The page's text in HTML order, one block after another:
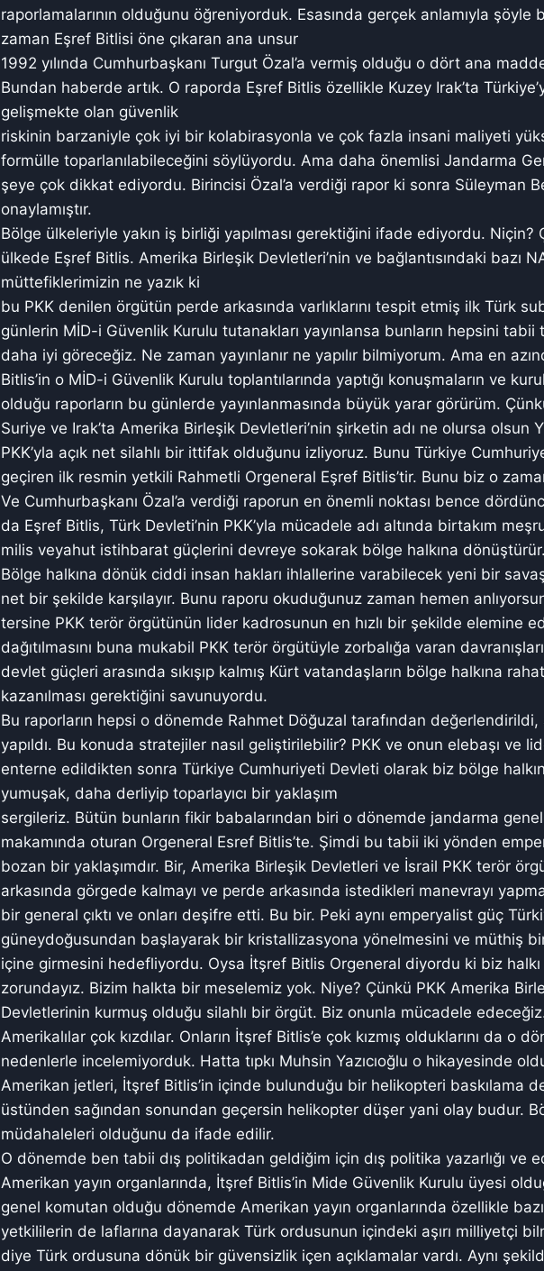
raporlamalarının olduğunu öğreniyorduk. Esasında gerçek anlamıyla şöyle
zaman Eşref Bitlisi öne çıkaran ana unsur
1992 yılında Cumhurbaşkanı Turgut Özal’a vermiş olduğu o dört ana
Bundan haberde artık. O raporda Eşref Bitlis özellikle Kuzey Irak’ta
gelişmekte olan güvenlik
riskinin barzaniyle çok iyi bir kolabirasyonla ve çok fazla insani maliyeti
formülle toparlanılabileceğini söylüyordu. Ama daha önemlisi Jandarma
şeye çok dikkat ediyordu. Birincisi Özal’a verdiği rapor ki sonra Süleyman
onaylamıştır.
Bölge ülkeleriyle yakın iş birliği yapılması gerektiğini ifade ediyordu. Niçin?
ülkede Eşref Bitlis. Amerika Birleşik Devletleri’nin ve bağlantısındaki bazı
müttefiklerimizin ne yazık ki
bu PKK denilen örgütün perde arkasında varlıklarını tespit etmiş ilk Türk
günlerin MİD-i Güvenlik Kurulu tutanakları yayınlansa bunların hepsini
daha iyi göreceğiz. Ne zaman yayınlanır ne yapılır bilmiyorum. Ama en
Bitlis’in o MİD-i Güvenlik Kurulu toplantılarında yaptığı konuşmaların ve
olduğu raporların bu günlerde yayınlanmasında büyük yarar görürüm.
Suriye ve Irak’ta Amerika Birleşik Devletleri’nin şirketin adı ne olursa olsun
PKK’yla açık net silahlı bir ittifak olduğunu izliyoruz. Bunu Türkiye
geçiren ilk resmin yetkili Rahmetli Orgeneral Eşref Bitlis’tir. Bunu biz o
Ve Cumhurbaşkanı Özal’a verdiği raporun en önemli noktası bence
da Eşref Bitlis, Türk Devleti’nin PKK’yla mücadele adı altında birtakım
milis veyahut istihbarat güçlerini devreye sokarak bölge halkına dönüştürür.
Bölge halkına dönük ciddi insan hakları ihlallerine varabilecek yeni bir
net bir şekilde karşılayır. Bunu raporu okuduğunuz zaman hemen
tersine PKK terör örgütünün lider kadrosunun en hızlı bir şekilde elemine
dağıtılmasını buna mukabil PKK terör örgütüyle zorbalığa varan
devlet güçleri arasında sıkışıp kalmış Kürt vatandaşların bölge halkına
kazanılması gerektiğini savunuyordu.
Bu raporların hepsi o dönemde Rahmet Döğuzal tarafından değerlendirildi,
yapıldı. Bu konuda stratejiler nasıl geliştirilebilir? PKK ve onun elebaşı ve
enterne edildikten sonra Türkiye Cumhuriyeti Devleti olarak biz bölge
yumuşak, daha derliyip toparlayıcı bir yaklaşım
sergileriz. Bütün bunların fikir babalarından biri o dönemde jandarma genel
makamında oturan Orgeneral Esref Bitlis’te. Şimdi bu tabii iki yönden
bozan bir yaklaşımdır. Bir, Amerika Birleşik Devletleri ve İsrail PKK terör
arkasında görgede kalmayı ve perde arkasında istedikleri manevrayı
bir general çıktı ve onları deşifre etti. Bu bir. Peki aynı emperyalist güç
güneydoğusundan başlayarak bir kristallizasyona yönelmesini ve müthiş
içine girmesini hedefliyordu. Oysa İtşref Bitlis Orgeneral diyordu ki biz
zorundayız. Bizim halkta bir meselemiz yok. Niye? Çünkü PKK Amerika
Devletlerinin kurmuş olduğu silahlı bir örgüt. Biz onunla mücadele
Amerikalılar çok kızdılar. Onların İtşref Bitlis’e çok kızmış olduklarını da o
nedenlerle incelemiyorduk. Hatta tıpkı Muhsin Yazıcıoğlu o hikayesinde
Amerikan jetleri, İtşref Bitlis’in içinde bulunduğu bir helikopteri baskılama
üstünden sağından sonundan geçersin helikopter düşer yani olay budur.
müdahaleleri olduğunu da ifade edilir.
O dönemde ben tabii dış politikadan geldiğim için dış politika yazarlığı ve
Amerikan yayın organlarında, İtşref Bitlis’in Mide Güvenlik Kurulu üyesi
genel komutan olduğu dönemde Amerikan yayın organlarında özellikle
yetkililerin de laflarına dayanarak Türk ordusunun içindeki aşırı milliyetçi
diye Türk ordusuna dönük bir güvensizlik içen açıklamalar vardı. Aynı